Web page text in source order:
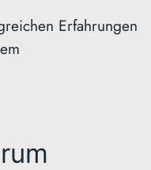
Erfahrungen